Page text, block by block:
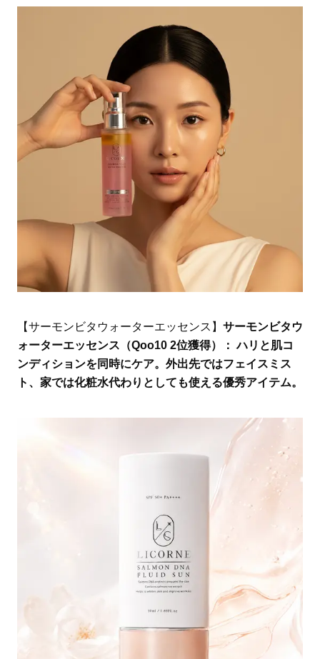
【サーモンビタウォーターエッセンス】 サーモンビタウ
ォーターエッセンス（Qoo10 2位獲得）： ハリと肌コ
ンディションを同時にケア。外出先ではフェイスミス
ト、家では化粧水代わりとしても使える優秀アイテム。